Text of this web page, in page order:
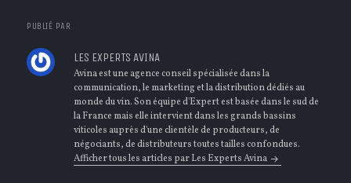
PUBLIÉ PAR
LES EXPERTS AVINA
Avina est une agence conseil spécialisée dans la
communication, le marketing et la distribution dédiés au
monde du vin. Son équipe d'Expert est basée dans le sud de
la France mais elle intervient dans les grands bassins
viticoles auprès d'une clientèle de producteurs, de
négociants, de distributeurs toutes tailles confondues.
Afficher tous les articles par Les Experts Avina